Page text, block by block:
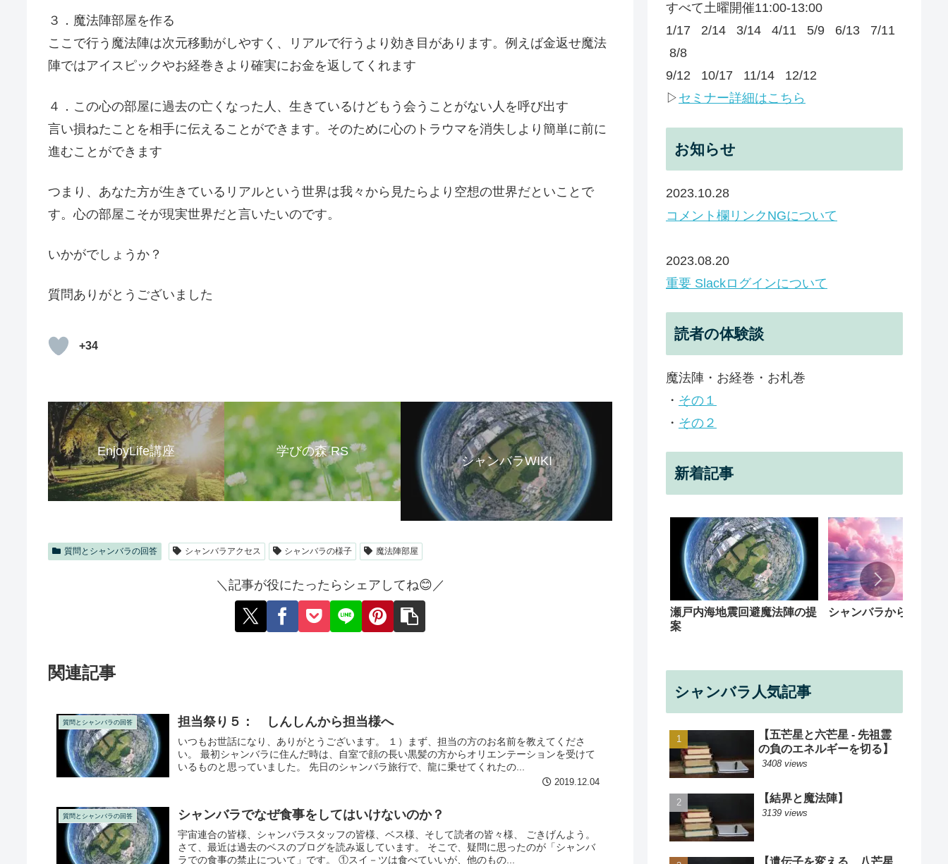
３．魔法陣部屋を作る
ここで行う魔法陣は次元移動がしやすく、リアルで行うより効き目があります。例えば金返せ魔法
陣ではアイスピックやお経巻きより確実にお金を返してくれます
４．この心の部屋に過去の亡くなった人、生きているけどもう会うことがない人を呼び出す
言い損ねたことを相手に伝えることができます。そのために心のトラウマを消失しより簡単に前に
進むことができます
つまり、あなた方が生きているリアルという世界は我々から見たらより空想の世界だといことで
す。心の部屋こそが現実世界だと言いたいのです。
いかがでしょうか？
質問ありがとうございました
+34
EnjoyLife講座 学びの森 RS
シャンバラWIKI
質問とシャンバラの回答 シャンバラアクセス シャンバラの様子 魔法陣部屋
＼記事が役にたったらシェアしてね😊／
関連記事
質問とシャンバラの回答 担当祭り５： しんしんから担当様へ
いつもお世話になり、ありがとうございます。 １）まず、担当の方のお名前を教えてくださ
い。 最初シャンバラに住んだ時は、自室で顔の長い黒髪の方からオリエンテーションを受けて
いるものと思っていました。 先日のシャンバラ旅行で、龍に乗せてくれたの...
2019.12.04
質問とシャンバラの回答 シャンバラでなぜ食事をしてはいけないのか？
宇宙連合の皆様、シャンバラスタッフの皆様、ベス様、そして読者の皆々様、 ごきげんよう。
さて、最近は過去のベスのブログを読み返しています。 そこで、疑問に思ったのが「シャンバ
ラでの食事の禁止について」です。 ①スイ－ツは食べていいが、他のもの...
すべて土曜開催11:00-13:00
1/17 2/14 3/14 4/11 5/9 6/13 7/11
8/8
9/12 10/17 11/14 12/12
▷ セミナー詳細はこちら
お知らせ
2023.10.28
コメント欄リンクNGについて
2023.08.20
重要 Slackログインについて
読者の体験談
魔法陣・お経巻・お札巻
・ その１
・ その２
新着記事
瀬戸内海地震回避魔法陣の提
案
シャンバラからの回覧
シャンバラ人気記事
【五芒星と六芒星 - 先祖霊
の負のエネルギーを切る】
3408 views
【結界と魔法陣】
3139 views